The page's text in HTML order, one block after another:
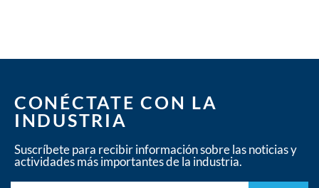
CONÉCTATE CON LA
INDUSTRIA
Suscríbete para recibir información sobre las noticias y
actividades más importantes de la industria.